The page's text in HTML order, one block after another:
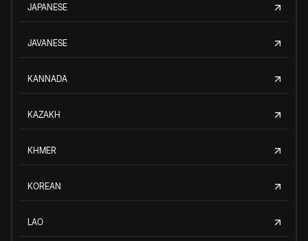
JAPANESE
JAVANESE
KANNADA
KAZAKH
KHMER
KOREAN
LAO